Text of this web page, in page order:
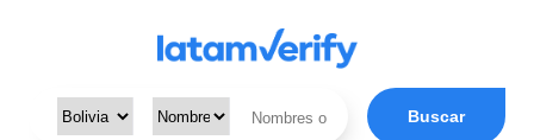
Buscar